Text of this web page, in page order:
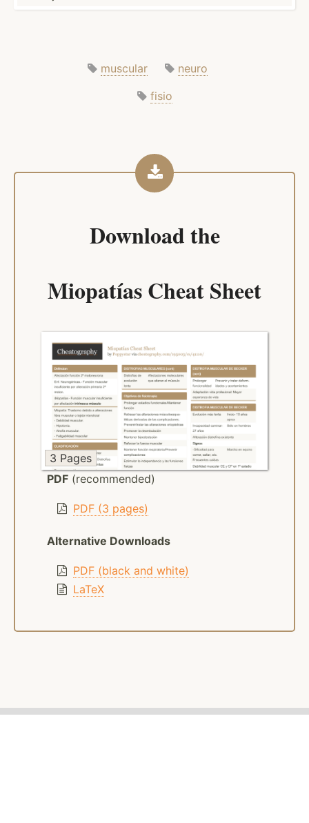
muscular
neuro
fisio
Download the
Miopatías Cheat Sheet
3 Pages
PDF (recommended)
PDF (3 pages)
Alternative Downloads
PDF (black and white)
LaTeX